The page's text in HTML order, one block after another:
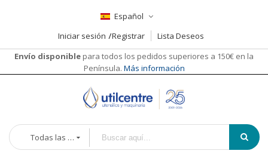
Español
Iniciar sesión
Registrar
Lista Deseos
Envío disponible para todos los pedidos superiores a 150€ en la
Península. Más información
Todas las categorías